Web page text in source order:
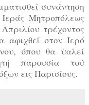
συνάντηση
Μητροπόλεως
τρέχοντος
στον Ιερό
όπου θα ψαλεί
παρουσία τού
εις Παρισίους.